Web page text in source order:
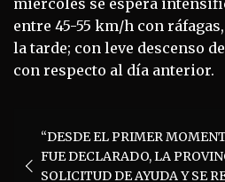
entre 45-55 km/h con
la tarde; con leve descenso
con respecto al día anterior.
“DESDE EL PRIMER
FUE DECLARADO, LA
SOLICITUD DE AYUDA Y SE